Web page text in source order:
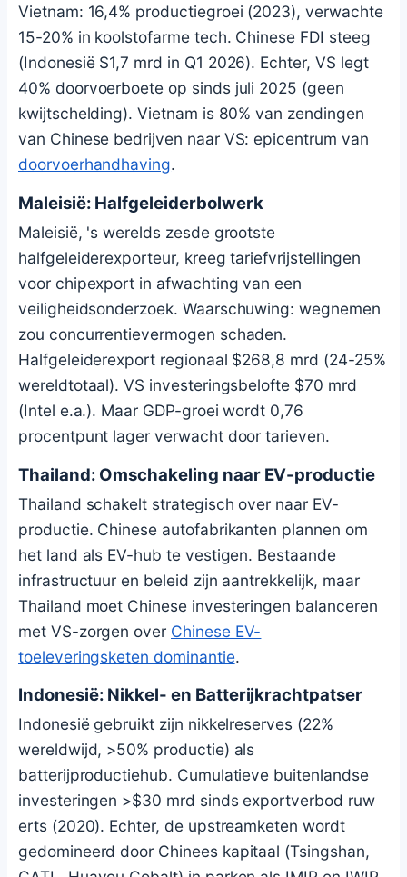
Vietnam: 16,4% productiegroei (2023), verwachte
15-20% in koolstofarme tech. Chinese FDI steeg
(Indonesië $1,7 mrd in Q1 2026). Echter, VS legt
40% doorvoerboete op sinds juli 2025 (geen
kwijtschelding). Vietnam is 80% van zendingen
van Chinese bedrijven naar VS: epicentrum van
doorvoerhandhaving.
Maleisië: Halfgeleiderbolwerk
Maleisië, 's werelds zesde grootste
halfgeleiderexporteur, kreeg tariefvrijstellingen
voor chipexport in afwachting van een
veiligheidsonderzoek. Waarschuwing: wegnemen
zou concurrentievermogen schaden.
Halfgeleiderexport regionaal $268,8 mrd (24-25%
wereldtotaal). VS investeringsbelofte $70 mrd
(Intel e.a.). Maar GDP-groei wordt 0,76
procentpunt lager verwacht door tarieven.
Thailand: Omschakeling naar EV-productie
Thailand schakelt strategisch over naar EV-
productie. Chinese autofabrikanten plannen om
het land als EV-hub te vestigen. Bestaande
infrastructuur en beleid zijn aantrekkelijk, maar
Thailand moet Chinese investeringen balanceren
met VS-zorgen over Chinese EV-
toeleveringsketen dominantie.
Indonesië: Nikkel- en Batterijkrachtpatser
Indonesië gebruikt zijn nikkelreserves (22%
wereldwijd, >50% productie) als
batterijproductiehub. Cumulatieve buitenlandse
investeringen >$30 mrd sinds exportverbod ruw
erts (2020). Echter, de upstreamketen wordt
gedomineerd door Chinees kapitaal (Tsingshan,